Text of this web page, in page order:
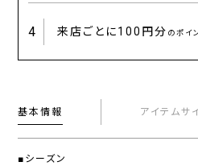
4 来店ごとに100円分 のポイ
基本情報 アイテムサ
■シーズン